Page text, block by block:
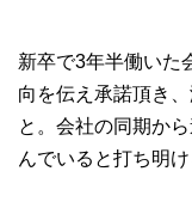
新卒で3年半働いた
向を伝え承諾頂き
と。会社の同期か
んでいると打ち明け